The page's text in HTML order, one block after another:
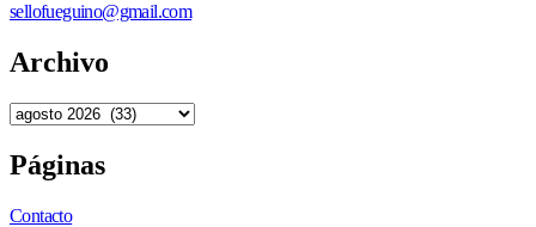
sellofueguino@gmail.com
Archivo
Páginas
Contacto